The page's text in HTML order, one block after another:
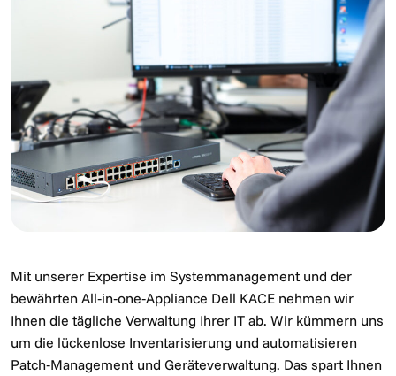
Mit unserer Expertise im Systemmanagement und der
bewährten All‑in‑one‑Appliance Dell KACE nehmen wir
Ihnen die tägliche Verwaltung Ihrer IT ab. Wir kümmern uns
um die lückenlose Inventarisierung und automatisieren
Patch‑Management und Geräteverwaltung. Das spart Ihnen